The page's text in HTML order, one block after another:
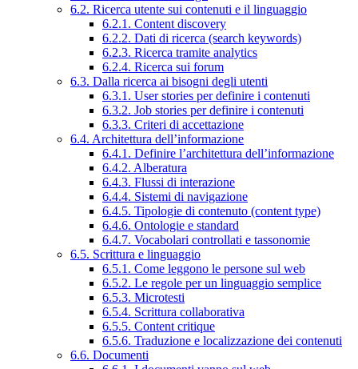
6.2. Ricerca utente sui contenuti e il linguaggio
6.2.1. Content discovery
6.2.2. Dati di ricerca (search keywords)
6.2.3. Ricerca tramite analytics
6.2.4. Ricerca sui forum
6.3. Dalla ricerca ai bisogni degli utenti
6.3.1. User stories per definire i contenuti
6.3.2. Job stories per definire i contenuti
6.3.3. Criteri di accettazione
6.4. Architettura dell’informazione
6.4.1. Definire l’architettura dell’informazione
6.4.2. Alberatura
6.4.3. Flussi di interazione
6.4.4. Sistemi di navigazione
6.4.5. Tipologie di contenuto (content type)
6.4.6. Ontologie e standard
6.4.7. Vocabolari controllati e tassonomie
6.5. Scrittura e linguaggio
6.5.1. Come leggono le persone sul web
6.5.2. Le regole per un linguaggio semplice
6.5.3. Microtesti
6.5.4. Scrittura collaborativa
6.5.5. Content critique
6.5.6. Traduzione e localizzazione dei contenuti
6.6. Documenti